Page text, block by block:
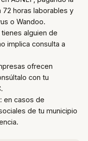
horas laborables y
o Wandoo.
tienes alguien de
implica consulta a
ofrecen
con tu
: en casos de
de tu municipio